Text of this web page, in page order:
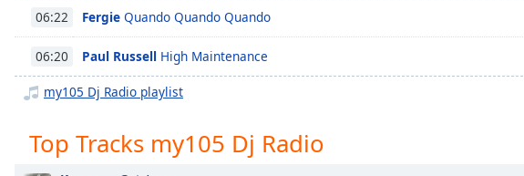
opens
subtitles
settings
dialog
selected
my105 Deep
my105 Chill
my105 New Classics
my105 Summer Vibes
my105 Wax Motif
06:22 Fergie Quando Quando Quando
06:20 Paul Russell High Maintenance
my105 Dj Radio playlist
Top Tracks my105 Dj Radio